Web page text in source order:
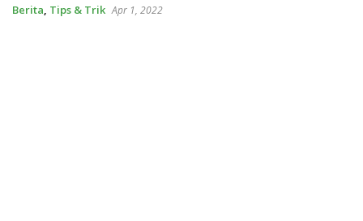
Berita, Tips & Trik Apr 1, 2022